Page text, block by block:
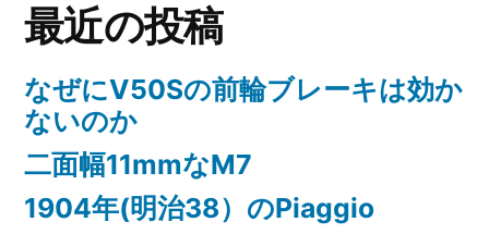
最近の投稿
なぜにV50Sの前輪ブレーキは効か
ないのか
二面幅11mmなM7
1904年(明治38）のPiaggio